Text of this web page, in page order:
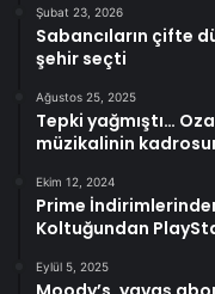
Şubat 23, 2026
Sabancıların çifte
şehir seçti
Ağustos 25, 2025
Tepki yağmıştı…
müzikalinin
Ekim 12, 2024
Prime
Koltuğundan
Eylül 5, 2025